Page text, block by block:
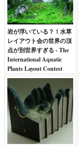
岩が浮いている？！水草
レイアウト会の世界の頂
点が別世界すぎる - The
International Aquatic
Plants Layout Contest
2012 -